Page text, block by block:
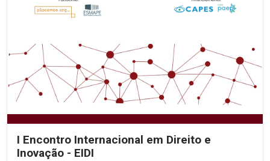
I Encontro Internacional em Direito e
Inovação - EIDI